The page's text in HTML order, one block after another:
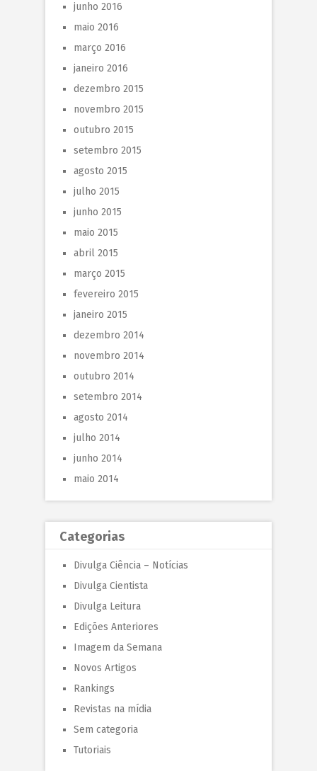
junho 2016
maio 2016
março 2016
janeiro 2016
dezembro 2015
novembro 2015
outubro 2015
setembro 2015
agosto 2015
julho 2015
junho 2015
maio 2015
abril 2015
março 2015
fevereiro 2015
janeiro 2015
dezembro 2014
novembro 2014
outubro 2014
setembro 2014
agosto 2014
julho 2014
junho 2014
maio 2014
Categorias
Divulga Ciência – Notícias
Divulga Cientista
Divulga Leitura
Edições Anteriores
Imagem da Semana
Novos Artigos
Rankings
Revistas na mídia
Sem categoria
Tutoriais